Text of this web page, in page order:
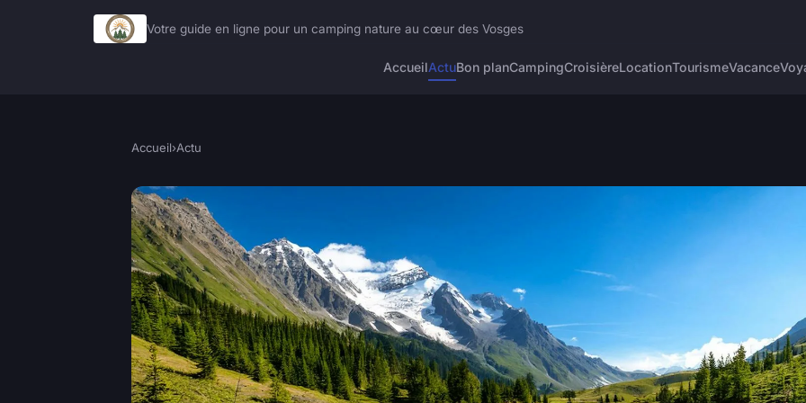
Votre guide en ligne pour un camping nature au cœur des Vosges
AccueilActuBon planCampingCroisièreLocationTourismeVacance
Accueil›Actu